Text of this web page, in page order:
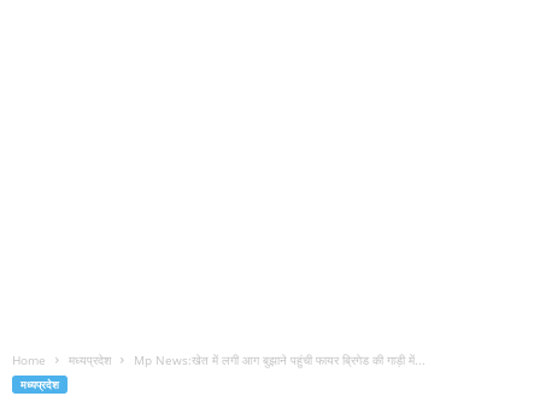
Home मध्यप्रदेश Mp News:खेत में लगी आग बुझाने पहुंची फायर ब्रिगेड की गाड़ी में...
मध्यप्रदेश